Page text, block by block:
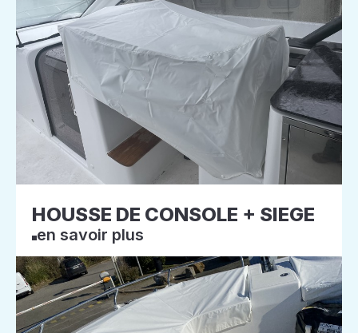
HOUSSE DE CONSOLE + SIEGE
en savoir plus